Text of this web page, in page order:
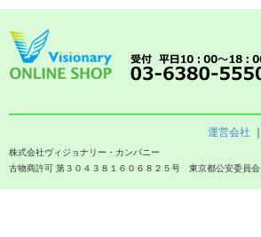
運営会社
株式会社ヴィジョナリー・カンパニー
古物商許可 第３０４３８１６０６８２５号 東京都公安委員会